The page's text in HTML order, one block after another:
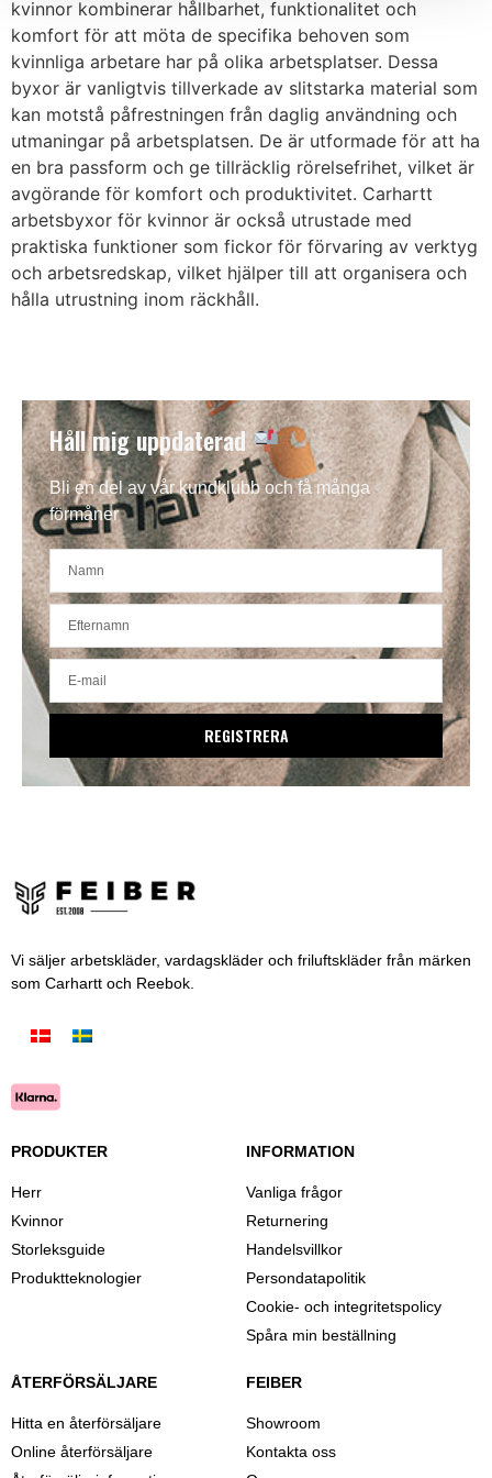
kvinnor kombinerar hållbarhet, funktionalitet och
komfort för att möta de specifika behoven som
kvinnliga arbetare har på olika arbetsplatser. Dessa
byxor är vanligtvis tillverkade av slitstarka material som
kan motstå påfrestningen från daglig användning och
utmaningar på arbetsplatsen. De är utformade för att ha
en bra passform och ge tillräcklig rörelsefrihet, vilket är
avgörande för komfort och produktivitet. Carhartt
arbetsbyxor för kvinnor är också utrustade med
praktiska funktioner som fickor för förvaring av verktyg
och arbetsredskap, vilket hjälper till att organisera och
hålla utrustning inom räckhåll.
Håll mig uppdaterad
Bli en del av vår kundklubb och få många
förmåner
REGISTRERA
Vi säljer arbetskläder, vardagskläder och friluftskläder från märken
som Carhartt och Reebok.
PRODUKTER
Herr
Kvinnor
Storleksguide
Produktteknologier
INFORMATION
Vanliga frågor
Returnering
Handelsvillkor
Persondatapolitik
Cookie- och integritetspolicy
Spåra min beställning
ÅTERFÖRSÄLJARE
Hitta en återförsäljare
Online återförsäljare
FEIBER
Showroom
Kontakta oss